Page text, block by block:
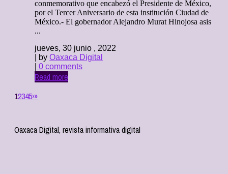
conmemorativo que encabezó el Presidente de México,
por el Tercer Aniversario de esta institución Ciudad de
México.- El gobernador Alejandro Murat Hinojosa asis
...
jueves, 30 junio , 2022
| by Oaxaca Digital
0 comments
Read more
12345›»
Oaxaca Digital, revista informativa digital